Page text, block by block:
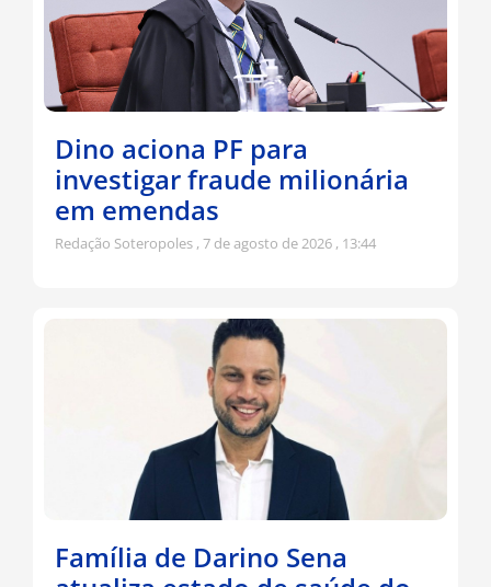
Dino aciona PF para
investigar fraude milionária
em emendas
Redação Soteropoles 7 de agosto de 2026 13:44
Família de Darino Sena